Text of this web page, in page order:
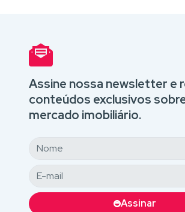
Assine nossa newsletter e
conteúdos exclusivos
mercado imobiliário.
Assinar